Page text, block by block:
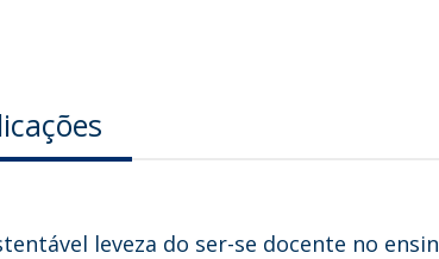
leveza do ser-se docente no